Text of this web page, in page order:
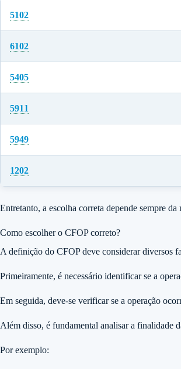
5102
6102
5405
5911
5949
1202
Entretanto, a escolha correta depende sempre
Como escolher o CFOP correto?
A definição do CFOP deve considerar diversos
Primeiramente, é necessário identificar se a
Em seguida, deve-se verificar se a operação
Além disso, é fundamental analisar a finalidade
Por exemplo: